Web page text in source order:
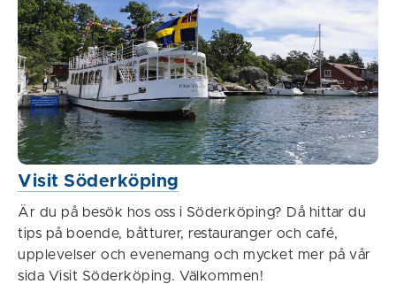
Visit Söderköping
Är du på besök hos oss i Söderköping? Då hittar du
tips på boende, båtturer, restauranger och café,
upplevelser och evenemang och mycket mer på vår
sida Visit Söderköping. Välkommen!